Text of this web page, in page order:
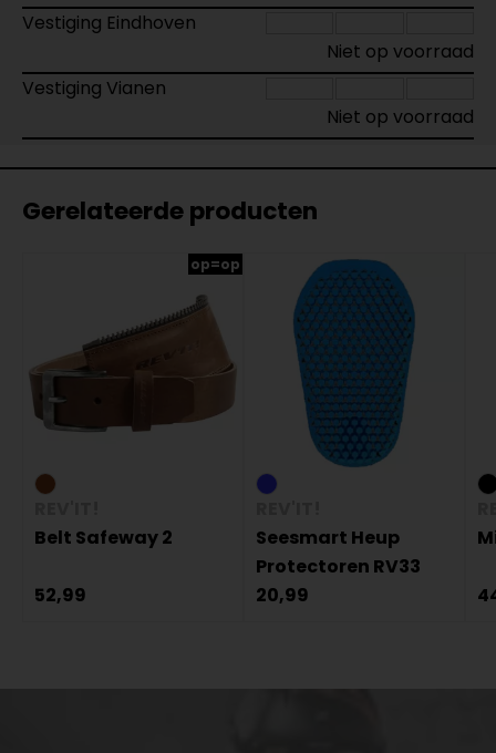
Vestiging Eindhoven
Niet op voorraad
Vestiging Vianen
Niet op voorraad
Gerelateerde producten
op=op
Belt Safeway 2
52,99
Seesmart Heup
Protectoren RV33
20,99